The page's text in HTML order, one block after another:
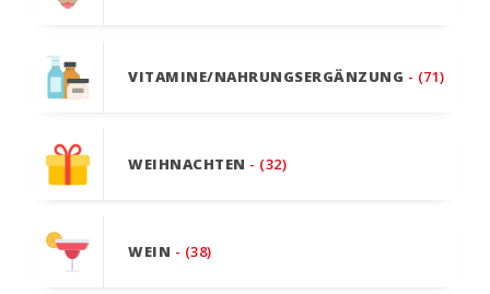
VITAMINE/NAHRUNGSERGÄNZUNG - (71)
WEIHNACHTEN - (32)
WEIN - (38)